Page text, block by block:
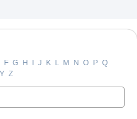
F G H I J K L M N O P Q
Y Z